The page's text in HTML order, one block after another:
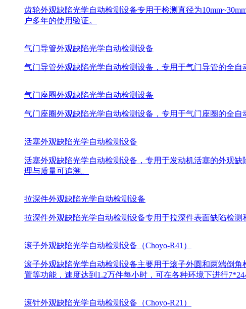
齿轮外观缺陷光学自动检测设备专用于检测直径为
户多年的使用验证。
气门导管外观缺陷光学自动检测设备
气门导管外观缺陷光学自动检测设备，专用于气门导管的全
气门座圈外观缺陷光学自动检测设备
气门座圈外观缺陷光学自动检测设备，专用于气门座圈的全
活塞外观缺陷光学自动检测设备
活塞外观缺陷光学自动检测设备，专用于发动机活塞的外观
理与质量可追溯。
拉深件外观缺陷光学自动检测设备
拉深件外观缺陷光学自动检测设备专用于拉深件表面缺陷检
滚子外观缺陷光学自动检测设备（Choyo-R41）
滚子外观缺陷光学自动检测设备主要用于滚子外圆和两端倒
置等功能，速度达到1.2万件每小时，可在各种环境下进行7*24
滚针外观缺陷光学自动检测设备（Choyo-R21）